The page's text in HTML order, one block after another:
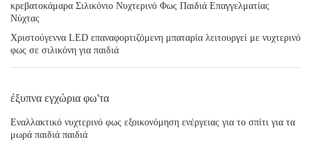
κρεβατοκάμαρα Σιλικόνιο Νυχτερινό Φως Παιδιά Επαγγελματίας
Νύχτας
Χριστούγεννα LED επαναφορτιζόμενη μπαταρία λειτουργεί με νυχτερινό
φως σε σιλικόνη για παιδιά
έξυπνα εγχώρια φω'τα
Εναλλακτικό νυχτερινό φως εξοικονόμηση ενέργειας για το σπίτι για τα
μωρά παιδιά παιδιά